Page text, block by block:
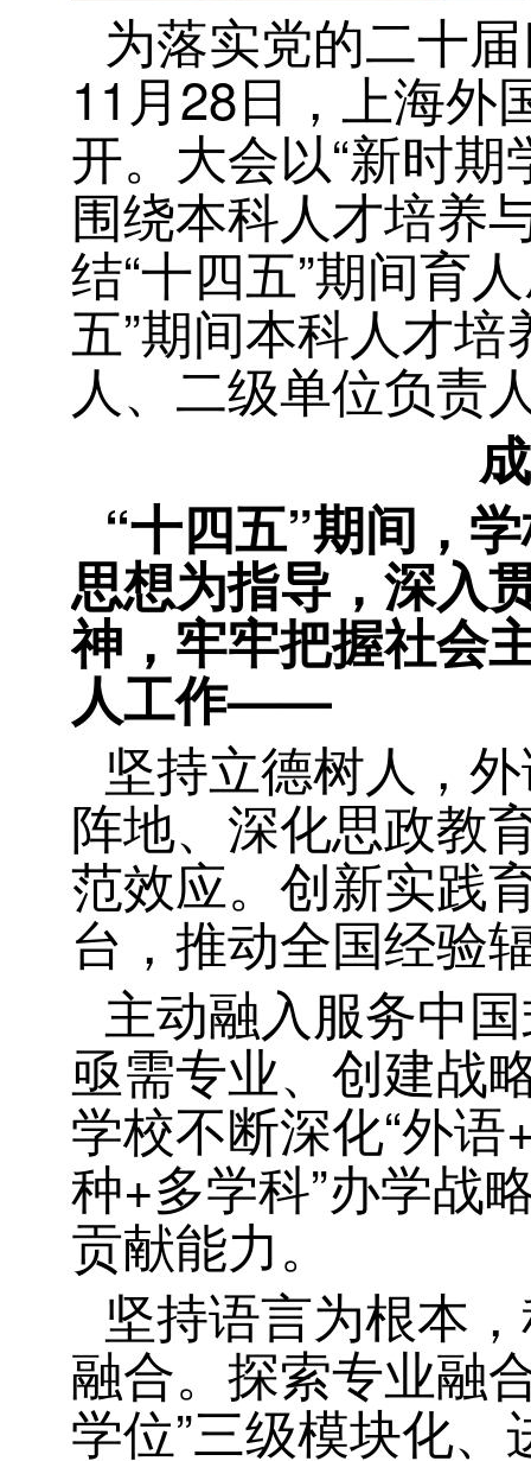
为落实党的二十
11月28日，上海外
开。大会以“新时
围绕本科人才培养
结“十四五”期间育
五”期间本科人才
人、二级单位负责
“十四五”期间，
思想为指导，深入
神，牢牢把握社会
人工作——
坚持立德树人，
阵地、深化思政教
范效应。创新实践
台，推动全国经验
主动融入服务中
亟需专业、创建战
学校不断深化“外
种+多学科”办学战
贡献能力。
坚持语言为根本
融合。探索专业融
学位”三级模块化